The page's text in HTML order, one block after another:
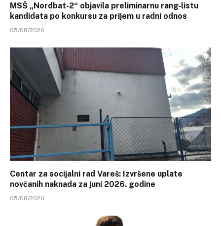
MSŠ „Nordbat-2“ objavila preliminarnu rang-listu
kandidata po konkursu za prijem u radni odnos
05/08/2026
Centar za socijalni rad Vareš: Izvršene uplate
novčanih naknada za juni 2026. godine
05/08/2026